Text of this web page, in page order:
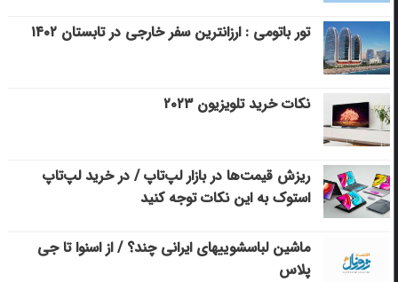
تور باتومی : ارزانترین سفر خارجی در تابستان ۱۴۰۲
نکات خرید تلویزیون ۲۰۲۳
ریزش قیمت‌ها در بازار لپ‌تاپ / در خرید لپ‌تاپ
استوک به این نکات توجه کنید
ماشین لباسشویی‎های ایرانی چند؟ / از اسنوا تا جی
پلاس